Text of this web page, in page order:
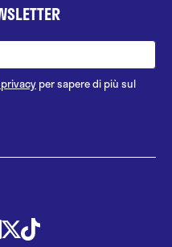
per sapere di più sul